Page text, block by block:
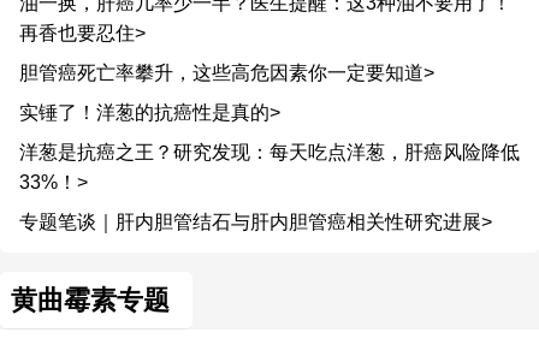
再香也要忍住>
胆管癌死亡率攀升，这些高危因素你一定要知道>
实锤了！洋葱的抗癌性是真的>
洋葱是抗癌之王？研究发现：每天吃点洋葱，肝癌风险降低
33%！>
专题笔谈｜肝内胆管结石与肝内胆管癌相关性研究进展>
黄曲霉素专题